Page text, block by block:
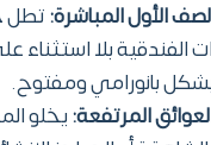
الأول المباشرة:تطل
الفندقية بلا استثناء
بانورامي ومفتوح.
المرتفعة:يخلو